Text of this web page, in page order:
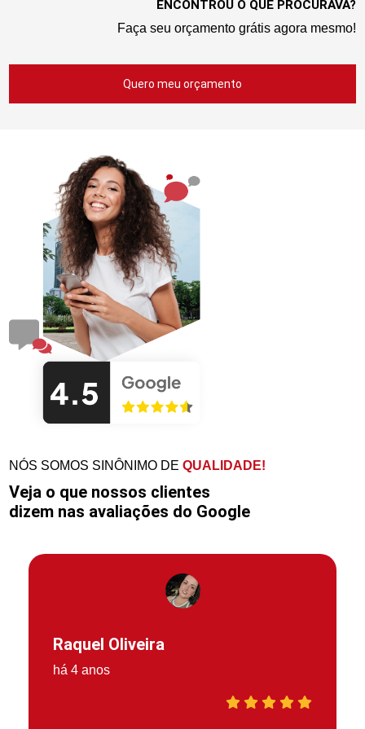
ENCONTROU O QUE PROCURAVA?
Faça seu orçamento grátis agora mesmo!
Quero meu orçamento
NÓS SOMOS SINÔNIMO DEQUALIDADE!
Veja o que nossos clientes
dizem nas avaliações do Google
Raquel Oliveira
há 4 anos